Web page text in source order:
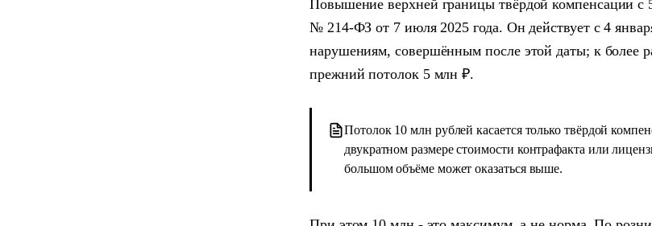
Повышение верхней границы твёрдой компенсации с
№ 214-ФЗ от 7 июля 2025 года. Он действует с 4
нарушениям, совершённым после этой даты; к более
прежний потолок 5 млн ₽.
Потолок 10 млн рублей касается только твёрдой
двукратном размере стоимости контрафакта или
большом объёме может оказаться выше.